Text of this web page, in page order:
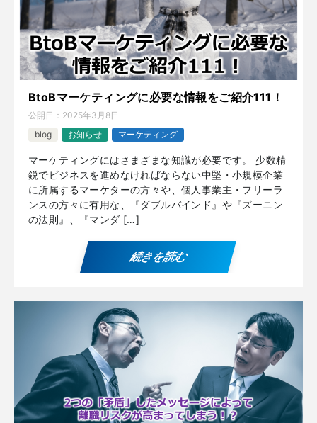
BtoBマーケティングに必要な情報をご紹介111！
公開日： 2025年3月8日
blog
お知らせ マーケティング
マーケティングにはさまざまな知識が必要です。 少数精
鋭でビジネスを進めなければならない中堅・小規模企業
に所属するマーケターの方々や、個人事業主・フリーラ
ンスの方々に有用な、『ダブルバインド』や『ズーニン
の法則』、『マンダ […]
続きを読む